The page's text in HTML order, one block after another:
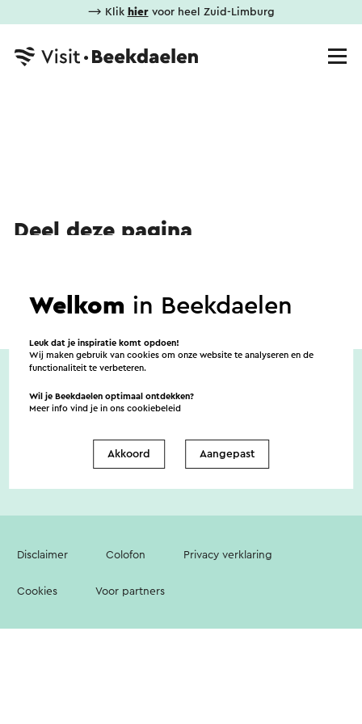
⟶ Klik hiervoor heel Zuid-Limburg
Deel deze pagina
Vestigingenoverzicht Over ons
Disclaimer Colofon Privacy verklaring
Cookies Voor partners
Welkom in Beekdaelen
Leuk dat je inspiratie komt opdoen!
Wij maken gebruik van cookies om onze website te analyseren en de
functionaliteit te verbeteren.
Wil je Beekdaelen optimaal ontdekken?
Meer info vind je in onscookiebeleid
Akkoord Aangepast